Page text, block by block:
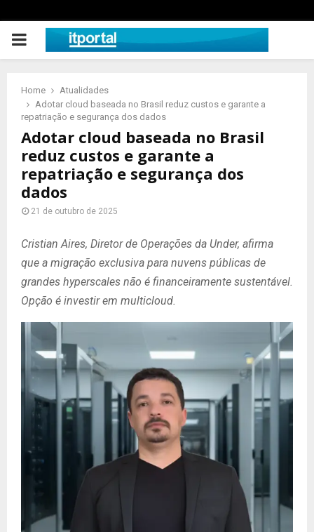
PRIMARY
Home
Atualidades
Adotar cloud baseada no Brasil reduz custos e garante a
repatriação e segurança dos dados
Adotar cloud baseada no Brasil
reduz custos e garante a
repatriação e segurança dos
dados
21 de outubro de 2025
Cristian Aires, Diretor de Operações da Under, afirma
que a migração exclusiva para nuvens públicas de
grandes hyperscales não é financeiramente sustentável.
Opção é investir em multicloud.